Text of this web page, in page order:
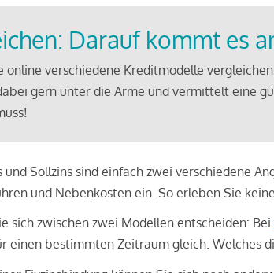
Darauf kommt es
verschiedene Kreditmodelle
gern unter die Arme und vermittelt eine
und Sollzins sind einfach zwei verschiedene
und Nebenkosten ein. So erleben Sie
sich zwischen zwei Modellen entscheiden: Bei
einen bestimmten Zeitraum gleich. Welches